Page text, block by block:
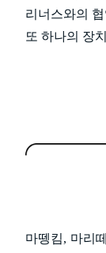
리너스와의
또 하나의 장
마뗑킴, 마리